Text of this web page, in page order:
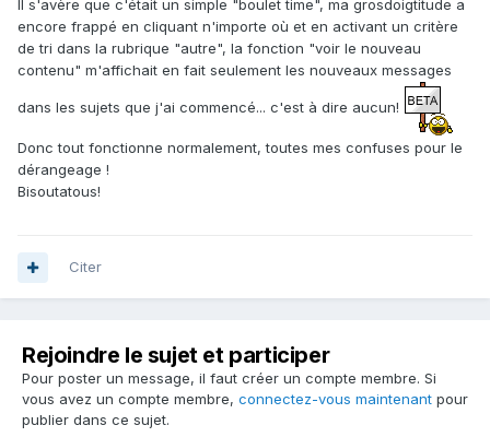
Il s'avère que c'était un simple "boulet time", ma grosdoigtitude a
encore frappé en cliquant n'importe où et en activant un critère
de tri dans la rubrique "autre", la fonction "voir le nouveau
contenu" m'affichait en fait seulement les nouveaux messages
dans les sujets que j'ai commencé... c'est à dire aucun!
Donc tout fonctionne normalement, toutes mes confuses pour le
dérangeage !
Bisoutatous!
Citer
Rejoindre le sujet et participer
Pour poster un message, il faut créer un compte membre. Si
vous avez un compte membre, connectez-vous maintenant pour
publier dans ce sujet.